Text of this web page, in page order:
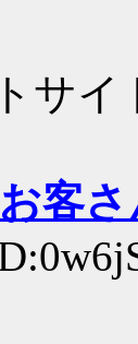
サイ
お客